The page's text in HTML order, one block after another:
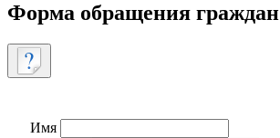
Форма обращения граждан
Имя